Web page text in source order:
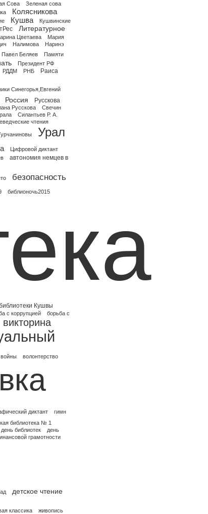
Сова
Зеленая сова
Колясникова
Кушва
Кушвинские
Литературное
Цветаева
Мария
Налимова
Наринэ
Павел Беляев
Памяти
Президент РФ
РДДМ РНБ Раиса
Синегорья,Евгений
Россия Русскова
Русскова
Свечин
Силантьев Р. А.
чтения
Урал
Цифровой диктант
автономия немцев в
безопасность
библионочь2015
Кушвы
с коррупцией
борьба с
викторина
войны волонтерство
диктант
гимн
библиотека № 1
день библиотек
день
грамотности
детское чтение
классика живопись